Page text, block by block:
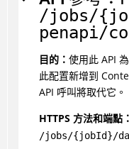
/jobs/
penapi/
目的： 使用此 API
此配置新增到
API 呼叫將取代它。
HTTPS 方法和端點：
/jobs/{jobId}/